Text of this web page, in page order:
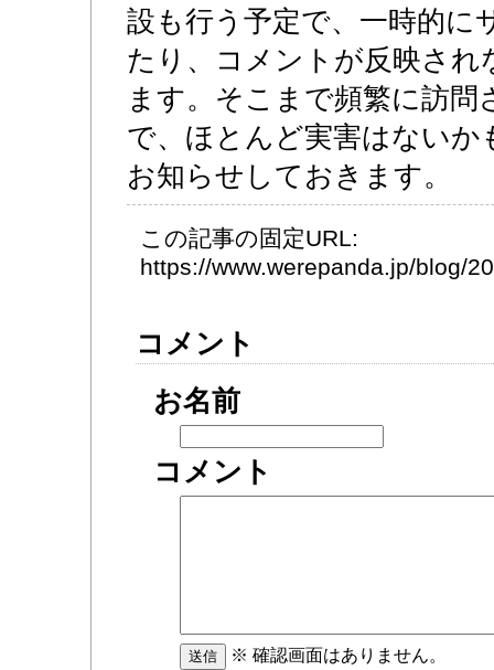
設も行う予定で、一時的に
たり、コメントが反映され
ます。そこまで頻繁に訪問
で、ほとんど実害はないか
お知らせしておきます。
この記事の固定URL:
https://www.werepanda.jp/blog/
コメント
お名前
コメント
※ 確認画面はありません。